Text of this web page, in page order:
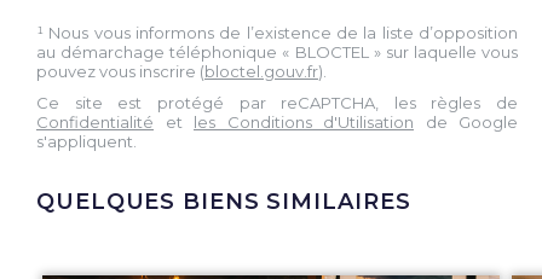
¹ Nous vous informons de l’existence de la liste d’opposition
au démarchage téléphonique « BLOCTEL » sur laquelle vous
pouvez vous inscrire (bloctel.gouv.fr).
Ce site est protégé par reCAPTCHA, les règles de
Confidentialité et les Conditions d'Utilisation de Google
s'appliquent.
QUELQUES BIENS SIMILAIRES